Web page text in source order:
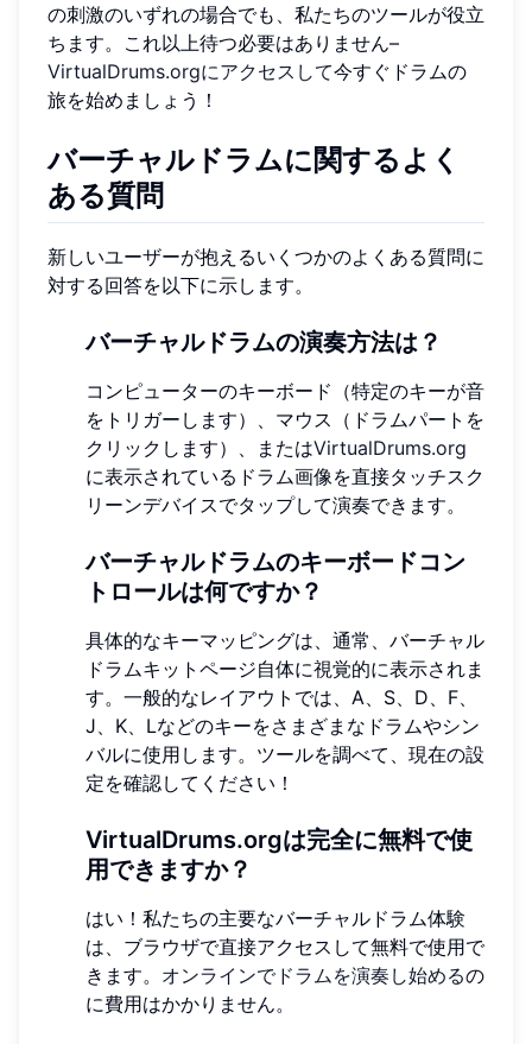
の刺激のいずれの場合でも、私たちのツールが役立
ちます。これ以上待つ必要はありません–
VirtualDrums.orgにアクセスして今すぐドラムの
旅を始めましょう！
バーチャルドラムに関するよく
ある質問
新しいユーザーが抱えるいくつかのよくある質問に
対する回答を以下に示します。
バーチャルドラムの演奏方法は？
コンピューターのキーボード（特定のキーが音
をトリガーします）、マウス（ドラムパートを
クリックします）、またはVirtualDrums.org
に表示されているドラム画像を直接タッチスク
リーンデバイスでタップして演奏できます。
バーチャルドラムのキーボードコン
トロールは何ですか？
具体的なキーマッピングは、通常、バーチャル
ドラムキットページ自体に視覚的に表示されま
す。一般的なレイアウトでは、A、S、D、F、
J、K、Lなどのキーをさまざまなドラムやシン
バルに使用します。ツールを調べて、現在の設
定を確認してください！
VirtualDrums.orgは完全に無料で使
用できますか？
はい！私たちの主要なバーチャルドラム体験
は、ブラウザで直接アクセスして無料で使用で
きます。 オンラインでドラムを演奏し始めるの
に費用はかかりません。